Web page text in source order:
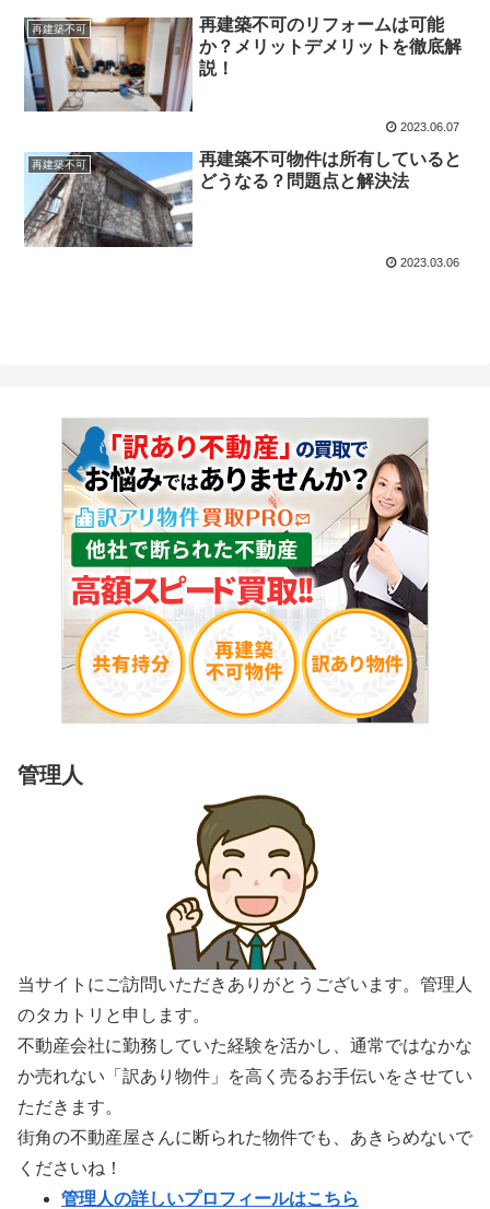
再建築不可
再建築不可のリフォームは可能
か？メリットデメリットを徹底解
説！
2023.06.07
再建築不可
再建築不可物件は所有していると
どうなる？問題点と解決法
2023.03.06
管理人
当サイトにご訪問いただきありがとうございます。管理人
のタカトリと申します。
不動産会社に勤務していた経験を活かし、通常ではなかな
か売れない「訳あり物件」を高く売るお手伝いをさせてい
ただきます。
街角の不動産屋さんに断られた物件でも、あきらめないで
くださいね！
管理人の詳しいプロフィールはこちら